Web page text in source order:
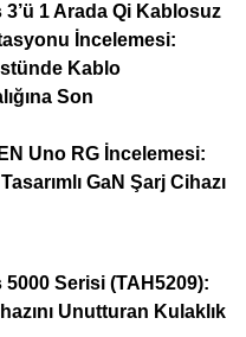
3’ü 1 Arada Qi Kablosuz
İncelemesi:
Kablo
Son
Uno RG İncelemesi:
GaN Şarj Cihazı
5000 Serisi (TAH5209):
Unutturan Kulaklık